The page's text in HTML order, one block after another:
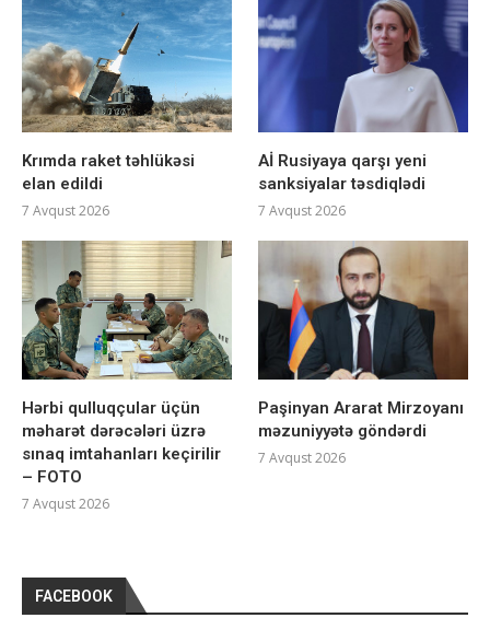
Krımda raket təhlükəsi
elan edildi
7 Avqust 2026
Aİ Rusiyaya qarşı yeni
sanksiyalar təsdiqlədi
7 Avqust 2026
Hərbi qulluqçular üçün
məharət dərəcələri üzrə
sınaq imtahanları keçirilir
– FOTO
7 Avqust 2026
Paşinyan Ararat Mirzoyanı
məzuniyyətə göndərdi
7 Avqust 2026
FACEBOOK